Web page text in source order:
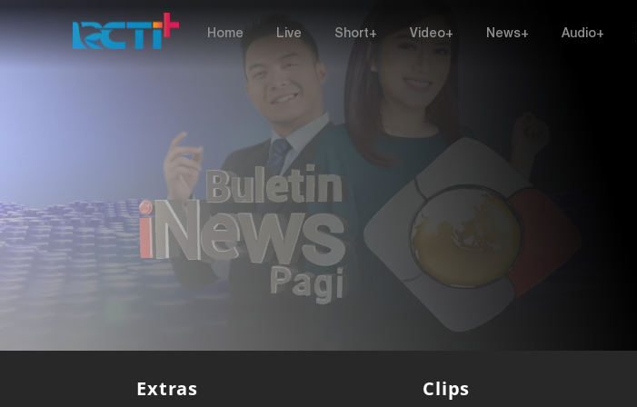
Home Live Short+ Video+ News+ Audio+
Extras Clips